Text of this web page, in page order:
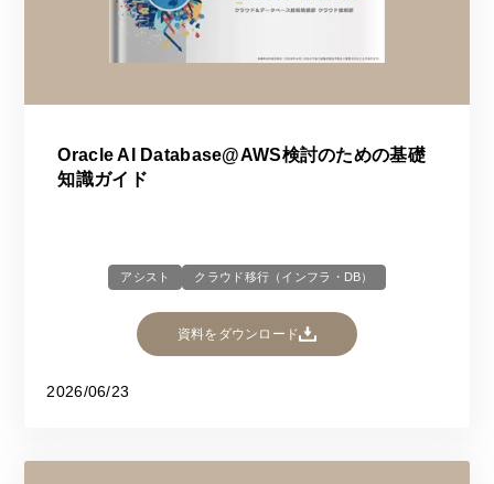
Oracle AI Database@AWS検討のための基礎
知識ガイド
アシスト クラウド移行（インフラ・DB）
資料をダウンロード
2026/06/23